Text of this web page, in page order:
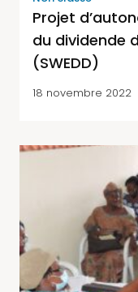
Projet
du dividende
(SWEDD)
18 novembre 2022